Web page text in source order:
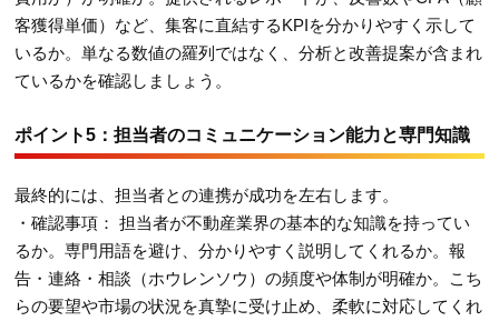
客獲得単価）など、集客に直結するKPIを分かりやすく示して
いるか。単なる数値の羅列ではなく、分析と改善提案が含まれ
ているかを確認しましょう。
ポイント5：担当者のコミュニケーション能力と専門知識
最終的には、担当者との連携が成功を左右します。
・確認事項： 担当者が不動産業界の基本的な知識を持ってい
るか。専門用語を避け、分かりやすく説明してくれるか。報
告・連絡・相談（ホウレンソウ）の頻度や体制が明確か。こち
らの要望や市場の状況を真摯に受け止め、柔軟に対応してくれ